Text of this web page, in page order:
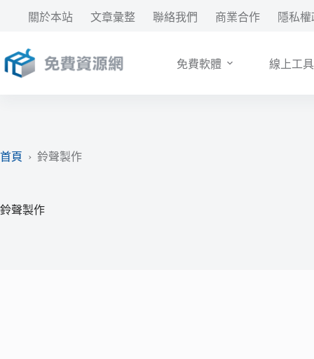
要
內
關於本站 文章彙整 聯絡我們 商業合作 隱私
免費軟體 線上工具
首頁 › 鈴聲製作
鈴聲製作